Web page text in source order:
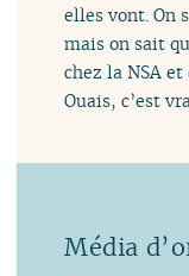
elles vont. On
mais on sait
chez la NSA
Ouais, c’est